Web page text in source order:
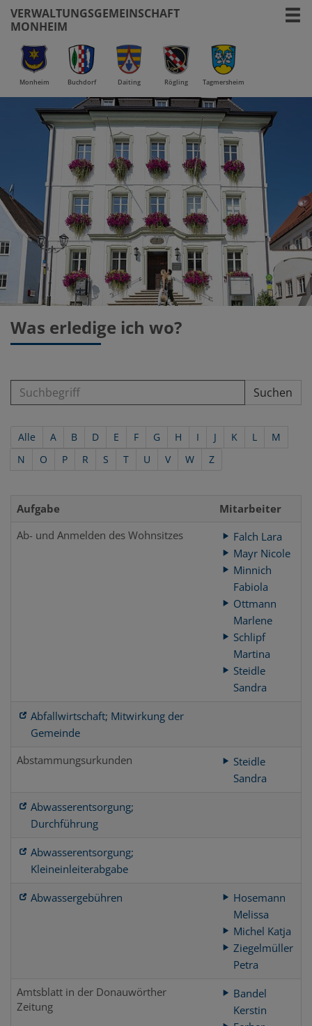
VERWALTUNGSGEMEINSCHAFT
MONHEIM
Monheim Buchdorf Daiting Rögling Tagmersheim
Was erledige ich wo?
Suchen
Alle A B D E F G H I J K L
M
N
O P R S T U V W Z
Aufgabe
Mitarbeiter
Ab- und Anmelden des Wohnsitzes
Falch Lara
Mayr Nicole
Minnich
Fabiola
Ottmann
Marlene
Schlipf
Martina
Steidle
Sandra
Abfallwirtschaft; Mitwirkung der
Gemeinde
Abstammungsurkunden
Steidle
Sandra
Abwasserentsorgung;
Durchführung
Abwasserentsorgung;
Kleineinleiterabgabe
Abwassergebühren
Hosemann
Melissa
Michel Katja
Ziegelmüller
Petra
Amtsblatt in der Donauwörther
Zeitung
Bandel
Kerstin